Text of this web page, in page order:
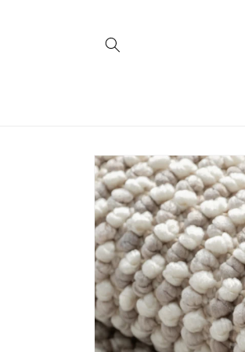
Produktinformationen
springen